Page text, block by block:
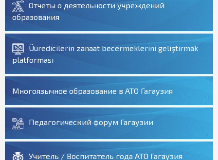
Отчеты о деятельности учреждений
образования
Üüredicilerin zanaat becermeklerini geliştirmäk
platforması
Многоязычное образование в АТО Гагаузия
Педагогический форум Гагаузии
Учитель / Воспитатель года АТО Гагаузия